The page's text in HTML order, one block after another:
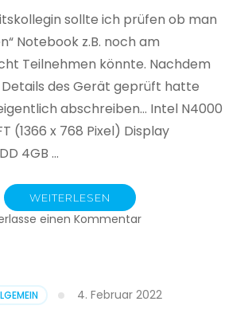
sollte ich prüfen ob man
Notebook z.B. noch am
Teilnehmen könnte. Nachdem
des Gerät geprüft hatte
abschreiben… Intel N4000
(1366 x 768 Pixel) Display
4GB …
WEITERLESEN
einen Kommentarzu
4. Februar 2022